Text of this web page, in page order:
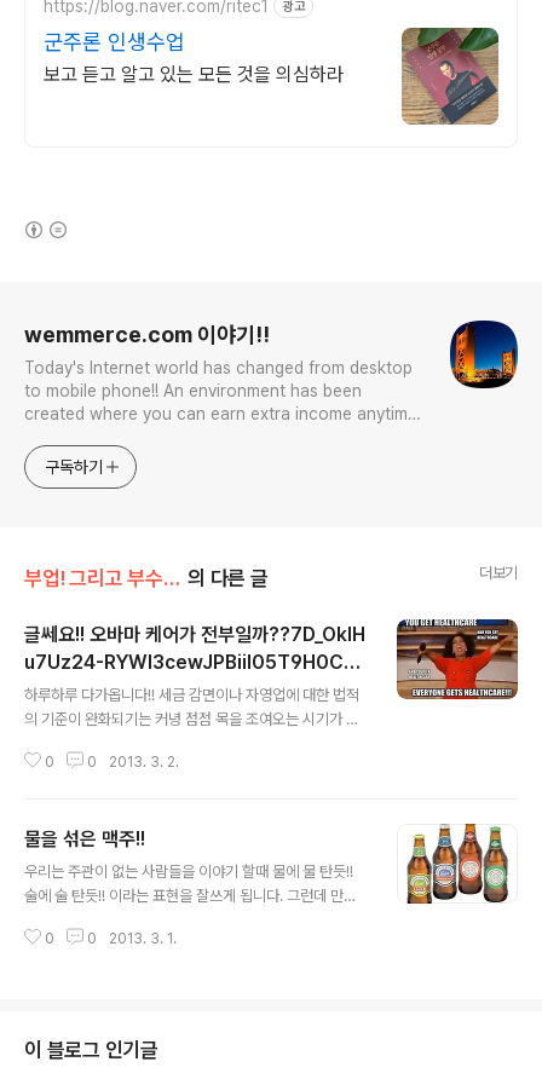
https://blog.naver.com/ritec1 광고
군주론 인생수업
보고 듣고 알고 있는 모든 것을 의심하라
wemmerce.com 이야기!!
Today's Internet world has changed from desktop
to mobile phone!! An environment has been
created where you can earn extra income anytime,
competition. Now let’s turn our eyes to the world!
You can enter
구독하기
부업! 그리고 부수입!! 의 다른 글 더보기
글쎄요!! 오바마 케어가 전부일까??7D_OklH
u7Uz24-RYWI3cewJPBiiI05T9H0C1w
pOJ8IY,
하루하루 다가옵니다!! 세금 감면이나 자영업에 대한 법적
의 기준이 완화되기는 커녕 점점 목을 조여오는 시기가 다
년 1월부터는 시행을 해야 합니다. 그런데 비용이 만만치
직원의 근무 시간을 full time 규정 이하의 종업원으로 만
들어 피해보겠다 합니다!! 위법은 아닙니다!! 많은 미국의 f
ast food chain이 그렇게 하고 있고 많은 대기업이 뒤따
로 입수, 분석, 그리고 번역을 해서 블로그에 끊임없이 올리
0 0 2013. 3. 2.
물을 섞은 맥주!!
우리는 주관이 없는 사람들을 이야기 할때 물에 물 탄듯!!
술에 술 탄듯!! 이라는 표현을 잘쓰게 됩니다. 그런데 만약
은 없을겁니다!! 그런데 우리가 즐겨 마시는 맥주에 물을 타
을 타서 출고를 했다 합니다!! 그런데 맥주를 즐겨 마시는
어느 소비자가 맥주 맛이 이상해 병 포장에 적혀잇는 알콜
0 0 2013. 3. 1.
이 블로그 인기글